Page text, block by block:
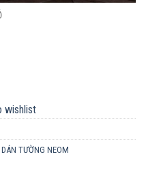
wishlist
TƯỜNG NEOM